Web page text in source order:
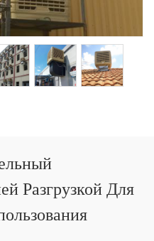
Разгрузкой Для